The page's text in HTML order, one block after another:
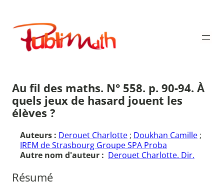
contenu
Publimath
Au fil des maths. N° 558. p. 90-94. À
quels jeux de hasard jouent les
élèves ?
Auteurs : Derouet Charlotte ; Doukhan Camille ;
IREM de Strasbourg Groupe SPA Proba
Autre nom d'auteur : Derouet Charlotte. Dir.
Résumé